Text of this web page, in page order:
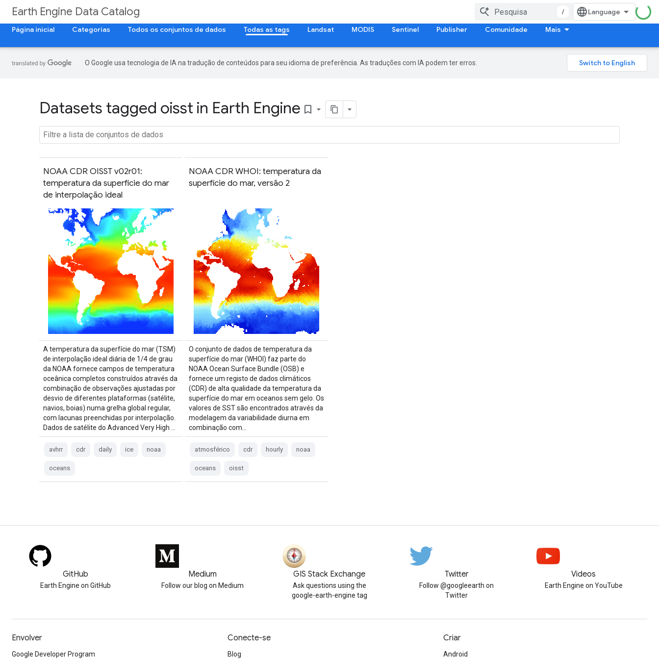
Earth Engine Data Catalog
/
Página inicial
Categorias Todos os conjuntos de dados Todas as tags Landsat MODIS Sentinel Publisher Comunidade Mais
O Google usa tecnologia de IA na tradução de conteúdos para seu idioma de preferência. As traduções com IA podem ter erros.
Datasets tagged oisst in Earth Engine bookmark_border
NOAA CDR OISST v02r01:
temperatura da superfície do mar
de interpolação ideal
A temperatura da superfície do mar (TSM)
de interpolação ideal diária de 1/4 de grau
da NOAA fornece campos de temperatura
oceânica completos construídos através da
combinação de observações ajustadas por
desvio de diferentes plataformas (satélite,
navios, boias) numa grelha global regular,
com lacunas preenchidas por interpolação.
Dados de satélite do Advanced Very High …
avhrr cdr daily ice noaa
oceans
NOAA CDR WHOI: temperatura da
superfície do mar, versão 2
O conjunto de dados de temperatura da
superfície do mar (WHOI) faz parte do
NOAA Ocean Surface Bundle (OSB) e
fornece um registo de dados climáticos
(CDR) de alta qualidade da temperatura da
superfície do mar em oceanos sem gelo. Os
valores de SST são encontrados através da
modelagem da variabilidade diurna em
combinação com…
atmosférico cdr hourly noaa
oceans oisst
GitHub
Earth Engine on GitHub
Medium
Follow our blog on Medium
GIS Stack Exchange
Ask questions using the
google-earth-engine tag
Twitter
Follow @googleearth on
Twitter
Videos
Earth Engine on YouTube
Envolver
Google Developer Program
Conecte-se
Blog
Criar
Android